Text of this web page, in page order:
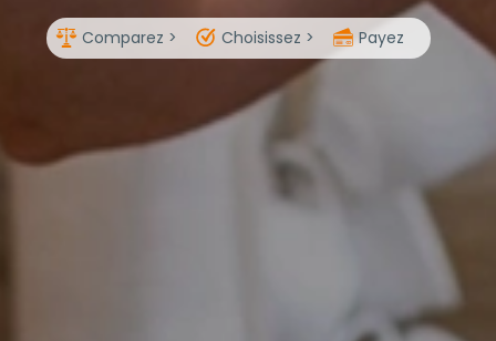
Comparez > Choisissez > Payez